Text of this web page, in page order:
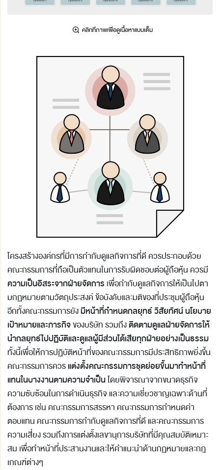
โครงสร้างองค์กรที่มีการกำกับดูแลกิจการที่ดี ควรประกอบด้วย
คณะกรรมการที่ถือเป็นตัวแทนในการรับผิดชอบต่อผู้ถือหุ้น ควรมี
ความเป็นอิสระจากฝ่ายจัดการ เพื่อกำกับดูแลกิจการให้เป็นไปตา
มกฏหมายตามวัตถุประสงค์ ข้อบังคับและมติของที่ประชุมผู้ถือหุ้น
อีกทั้งคณะกรรมการยังมีหน้าที่กำหนดกลยุทธ์ วิสัยทัศน์ นโยบาย
เป้าหมายและภารกิจของบริษัท รวมถึงติดตามดูแลฝ่ายจัดการให้
นำกลยุทธ์ไปปฏิบัติและดูแลผู้มีส่วนได้เสียทุกฝ่ายอย่างเป็นธรรม
ทั้งนี้เพื่อให้การปฏิบัติหน้าที่ของคณะกรรมการมีประสิทธิภาพยิ่งขึ้น
คณะกรรมการควรแต่งตั้งคณะกรรมการชุดย่อยขึ้นมาทำหน้าที่
แทนในบางงานตามความจำเป็นโดยพิจารณาจากขนาดธุรกิจ
ความซับซ้อนในการดำเนินธุรกิจ และความเชี่ยวชาญเฉพาะด้านที่
ต้องการ เช่น คณะกรรมการสรรหา คณะกรรมการกำหนดค่า
ตอบแทน คณะกรรมการกำกับดูแลกิจการที่ดี และคณะกรรมการ
ความเสี่ยง รวมถึงการแต่งตั้งเลขานุการบริษัทที่มีคุณสมบัติเหมาะ
สม เพื่อทำหน้าที่ประสานงานและให้คำแนะนำด้านกฏหมายและกฎ
เกณฑ์ต่างๆ